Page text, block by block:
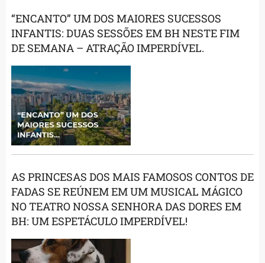
“ENCANTO” UM DOS MAIORES SUCESSOS
INFANTIS: DUAS SESSÕES EM BH NESTE FIM
DE SEMANA – ATRAÇÃO IMPERDÍVEL.
AS PRINCESAS DOS MAIS FAMOSOS CONTOS DE
FADAS SE REÚNEM EM UM MUSICAL MÁGICO
NO TEATRO NOSSA SENHORA DAS DORES EM
BH: UM ESPETÁCULO IMPERDÍVEL!